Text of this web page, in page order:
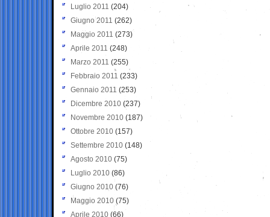
Luglio 2011 (204)
Giugno 2011 (262)
Maggio 2011 (273)
Aprile 2011 (248)
Marzo 2011 (255)
Febbraio 2011 (233)
Gennaio 2011 (253)
Dicembre 2010 (237)
Novembre 2010 (187)
Ottobre 2010 (157)
Settembre 2010 (148)
Agosto 2010 (75)
Luglio 2010 (86)
Giugno 2010 (76)
Maggio 2010 (75)
Aprile 2010 (66)